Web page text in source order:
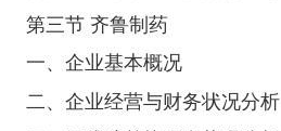
第三节 齐鲁制药
一、企业基本概况
二、企业经营与财务状况分析